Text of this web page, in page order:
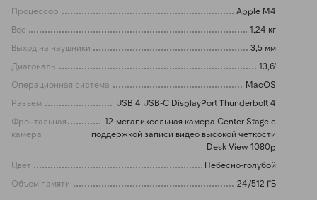
Процессор
Apple M4
Вес
1,24 кг
Выход на наушники
3,5 мм
Диагональ
13,6'
Операционная система
MacOS
Разъем
USB 4 USB-C DisplayPort Thunderbolt 4
Фронтальная
камера
12-мегапиксельная камера Center Stage с
поддержкой записи видео высокой четкости
Desk View 1080p
Цвет
Небесно-голубой
Объем памяти
24/512 ГБ